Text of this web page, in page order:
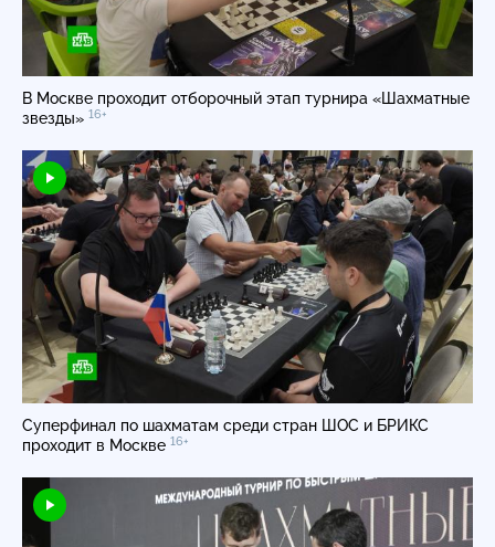
В Москве проходит отборочный этап турнира «Шахматные
звезды» 16+
Суперфинал по шахматам среди стран ШОС и БРИКС
проходит в Москве 16+